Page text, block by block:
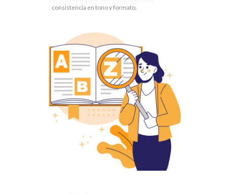
consistencia en tono y formato.